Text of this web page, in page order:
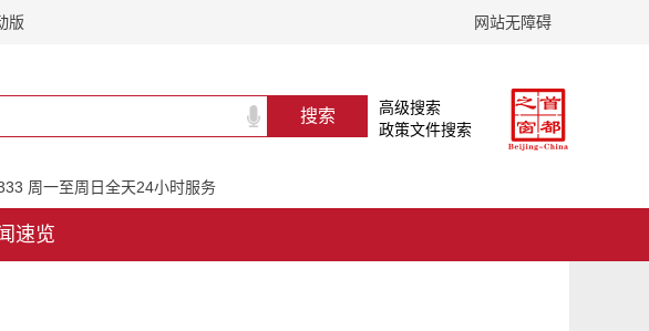
版 网站无障碍
高级搜索
政策文件搜索
周一至周日全天24小时服务
速览